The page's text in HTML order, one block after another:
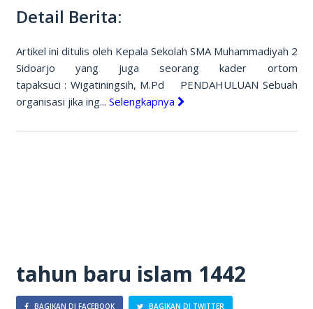
Detail Berita:
Artikel ini ditulis oleh Kepala Sekolah SMA Muhammadiyah 2
Sidoarjo yang juga seorang kader ortom
tapaksuci : Wigatiningsih, M.Pd PENDAHULUAN Sebuah
organisasi jika ing... Selengkapnya
tahun baru islam 1442
BAGIKAN DI FACEBOOK BAGIKAN DI TWITTER